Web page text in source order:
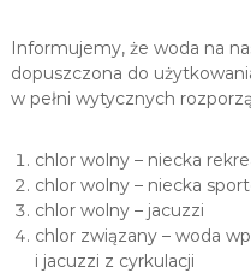
Informujemy, że woda na
dopuszczona do
w pełni wytycznych
chlor wolny – niecka
chlor wolny – niecka
chlor wolny – jacuzzi
chlor związany – woda
i jacuzzi z cyrkulacji